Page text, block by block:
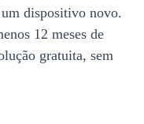
dispositivo novo.
12 meses de
gratuita, sem